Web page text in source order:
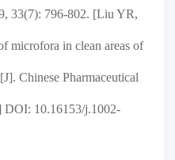
33(7): 796-802. [Liu YR,
microfora in clean areas of
Chinese Pharmaceutical
DOI: 10.16153/j.1002-